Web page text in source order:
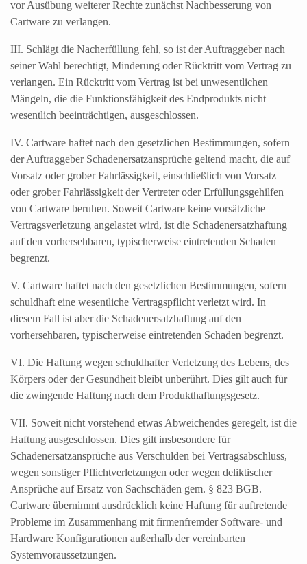
vor Ausübung weiterer Rechte zunächst Nachbesserung von
Cartware zu verlangen.
III. Schlägt die Nacherfüllung fehl, so ist der Auftraggeber nach
seiner Wahl berechtigt, Minderung oder Rücktritt vom Vertrag zu
verlangen. Ein Rücktritt vom Vertrag ist bei unwesentlichen
Mängeln, die die Funktionsfähigkeit des Endprodukts nicht
wesentlich beeinträchtigen, ausgeschlossen.
IV. Cartware haftet nach den gesetzlichen Bestimmungen, sofern
der Auftraggeber Schadenersatzansprüche geltend macht, die auf
Vorsatz oder grober Fahrlässigkeit, einschließlich von Vorsatz
oder grober Fahrlässigkeit der Vertreter oder Erfüllungsgehilfen
von Cartware beruhen. Soweit Cartware keine vorsätzliche
Vertragsverletzung angelastet wird, ist die Schadenersatzhaftung
auf den vorhersehbaren, typischer­weise eintre­tenden Schaden
begrenzt.
V. Cartware haftet nach den gesetzlichen Bestimmungen, sofern
schuldhaft eine wesentliche Vertragspflicht verletzt wird. In
diesem Fall ist aber die Schadenersatzhaftung auf den
vorhersehbaren, typischerweise eintretenden Schaden begrenzt.
VI. Die Haftung wegen schuldhafter Verletzung des Lebens, des
Körpers oder der Gesundheit bleibt unberührt. Dies gilt auch für
die zwingende Haftung nach dem Produkthaftungsgesetz.
VII. Soweit nicht vorstehend etwas Abweichendes geregelt, ist die
Haftung ausge­schlossen. Dies gilt insbesondere für
Schadenersatzansprüche aus Ver­schulden bei Vertragsabschluss,
wegen sonstiger Pflichtverletzungen oder wegen deliktischer
Ansprüche auf Ersatz von Sachschäden gem. § 823 BGB.
Cartware übernimmt ausdrücklich keine Haftung für auftretende
Probleme im Zusammenhang mit firmenfremder Software- und
Hardware Konfigurationen außerhalb der vereinbarten
Systemvoraussetzungen.